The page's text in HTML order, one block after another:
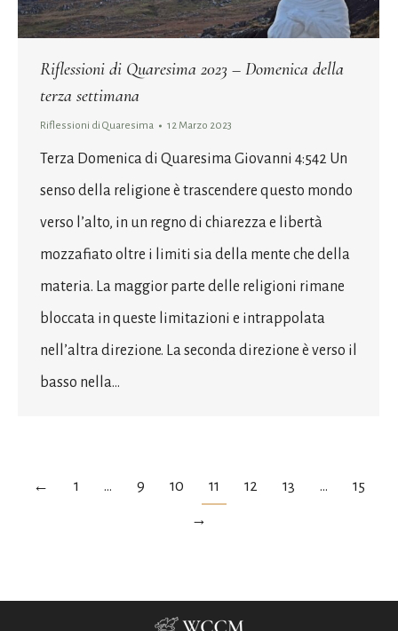
Riflessioni di Quaresima 2023 – Domenica della
terza settimana
Riflessioni di Quaresima 12 Marzo 2023
Terza Domenica di Quaresima Giovanni 4:542 Un
senso della religione è trascendere questo mondo
verso l’alto, in un regno di chiarezza e libertà
mozzafiato oltre i limiti sia della mente che della
materia. La maggior parte delle religioni rimane
bloccata in queste limitazioni e intrappolata
nell’altra direzione. La seconda direzione è verso il
basso nella…
← 1 … 9 10 11 12 13 … 15
→